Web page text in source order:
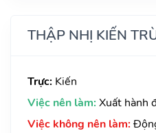
THẬP NHỊ KIẾN
Trực: Kiến
Việc nên làm: Xuất hành
Việc không nên làm: